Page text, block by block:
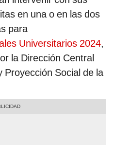
en una o en las dos
para
Universitarios 2024,
la Dirección Central
Proyección Social de la